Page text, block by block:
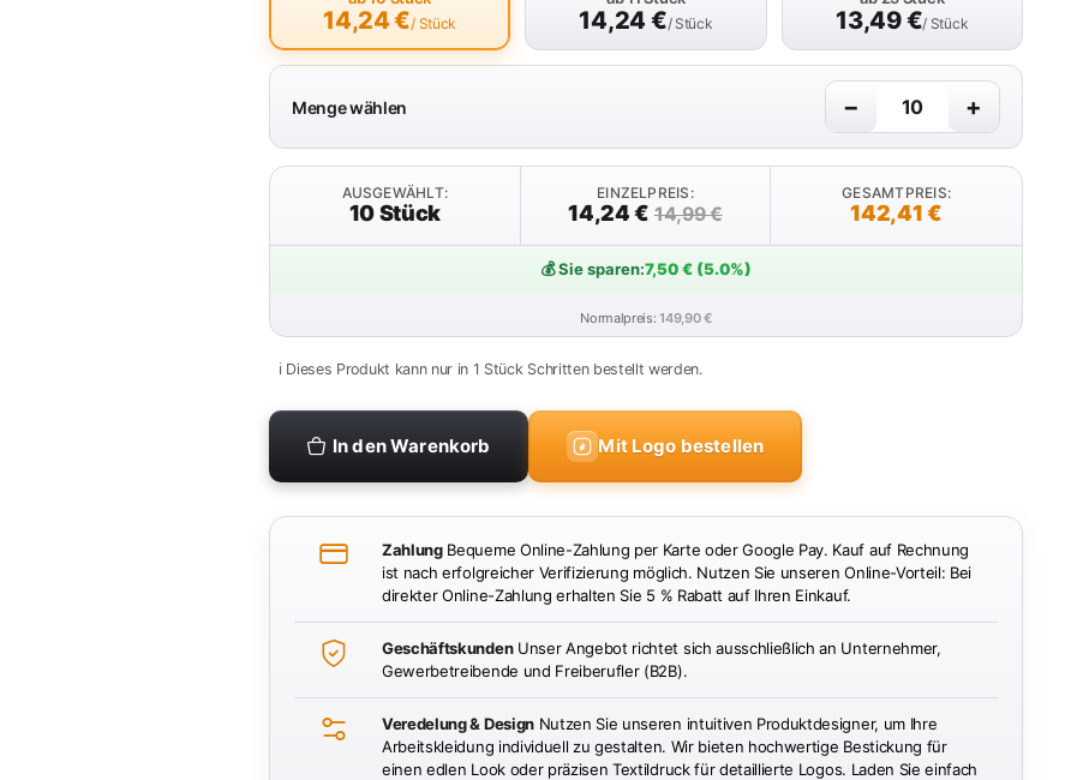
14,24€/ Stück 14,24 €/ Stück 13,49€/ Stück
Menge wählen − +
AUSGEWÄHLT:
10 Stück
EINZELPREIS:
14,24 € 14,99 €
GESAMTPREIS:
142,41 €
💰 Sie sparen:7,50 € (5.0%)
Normalpreis:149,90 €
ℹ️ Dieses Produkt kann nur in 1 Stück Schritten bestellt werden.
In den Warenkorb Mit Logo bestellen
ZahlungBequeme Online-Zahlung per Karte oder Google Pay. Kauf auf Rechnung
ist nach erfolgreicher Verifizierung möglich. Nutzen Sie unseren Online-Vorteil: Bei
direkter Online-Zahlung erhalten Sie 5 % Rabatt auf Ihren Einkauf.
GeschäftskundenUnser Angebot richtet sich ausschließlich an Unternehmer,
Gewerbetreibende und Freiberufler (B2B).
Veredelung & DesignNutzen Sie unseren intuitiven Produktdesigner, um Ihre
Arbeitskleidung individuell zu gestalten. Wir bieten hochwertige Bestickung für
einen edlen Look oder präzisen Textildruck für detaillierte Logos. Laden Sie einfach